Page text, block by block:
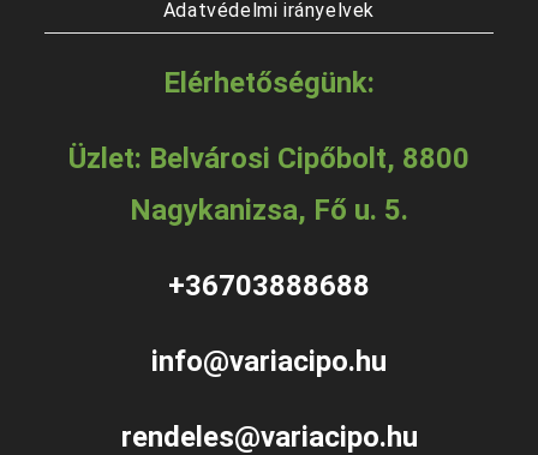
Adatvédelmi irányelvek
Elérhetőségünk:
Üzlet: Belvárosi Cipőbolt, 8800
Nagykanizsa, Fő u. 5.
+36703888688
info@variacipo.hu
rendeles@variacipo.hu